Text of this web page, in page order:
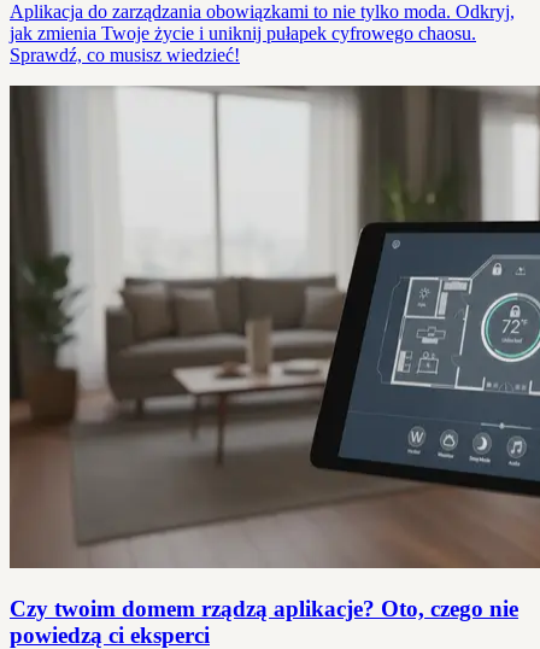
Aplikacja do zarządzania obowiązkami to nie tylko moda. Odkryj,
jak zmienia Twoje życie i uniknij pułapek cyfrowego chaosu.
Sprawdź, co musisz wiedzieć!
Czy twoim domem rządzą aplikacje? Oto, czego nie
powiedzą ci eksperci